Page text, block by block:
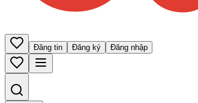
Đăng tin Đăng ký Đăng nhập